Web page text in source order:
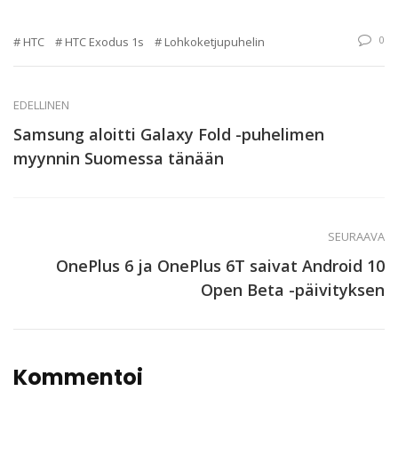
HTC HTC Exodus 1s Lohkoketjupuhelin 0
EDELLINEN
Samsung aloitti Galaxy Fold -puhelimen
myynnin Suomessa tänään
SEURAAVA
OnePlus 6 ja OnePlus 6T saivat Android 10
Open Beta -päivityksen
Kommentoi